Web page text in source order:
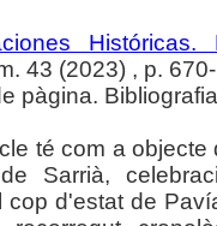
43 (2023) , p.
pàgina.
té com a
Sarrià,
cop d'estat de